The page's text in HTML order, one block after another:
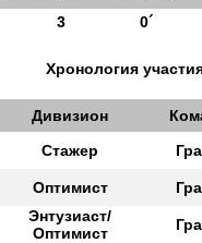
3 0´
Хронология
Дивизион
Стажер
Оптимист
Энтузиаст/
Оптимист